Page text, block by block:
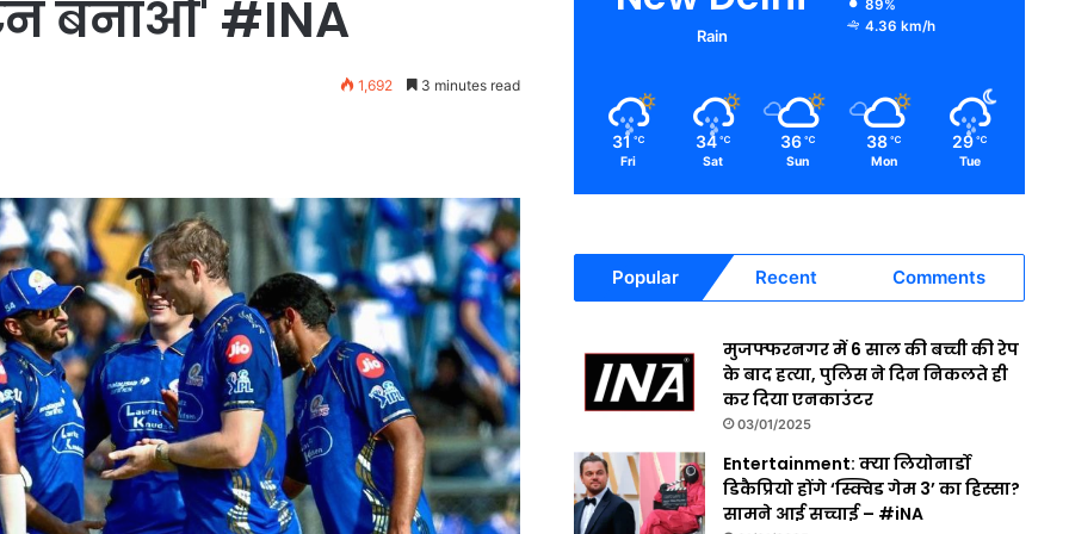
बनाओ' #INA
1,692 3 minutes read
Rain
89%
4.36 km/h
31 ℃
Fri
34 ℃
Sat
36 ℃
Sun
38 ℃
Mon
29 ℃
Tue
Popular Recent Comments
मुजफ्फरनगर में 6 साल की बच्ची की रेप
के बाद हत्या, पुलिस ने दिन निकलते ही
कर दिया एनकाउंटर
03/01/2025
Entertainment: क्या लियोनार्डो
डिकैप्रियो होंगे ‘स्क्विड गेम 3’ का हिस्सा?
सामने आई सच्चाई – #iNA